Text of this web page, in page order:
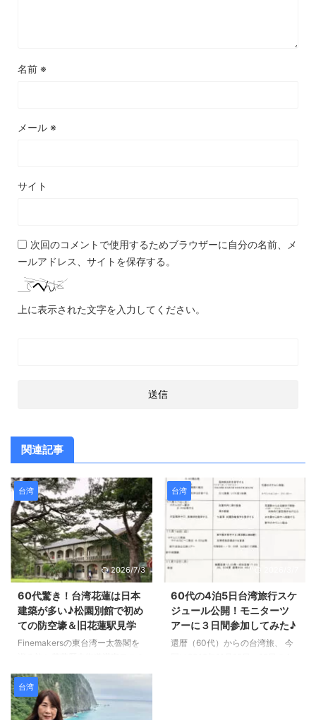
名前 ※
メール ※
サイト
次回のコメントで使用するためブラウザーに自分の名前、メ
ールアドレス、サイトを保存する。
上に表示された文字を入力してください。
関連記事
台湾
2026/7/3
60代驚き！台湾花蓮は日本
建築が多い♪松園別館で初め
ての防空壕＆旧花蓮駅見学
Finemakersの東台湾ー太魯閣を
ーツアー 花蓮の自然を満喫した
後は、荘園別館という、 日本統
治時代に日本人が建てた建物を見
学しに行きました。 60代の台湾
台湾
60代の4泊5日台湾旅行スケ
ジュール公開！モニターツ
アーに３日間参加してみた♪
還暦（60代）からの台湾旅、 今
台湾